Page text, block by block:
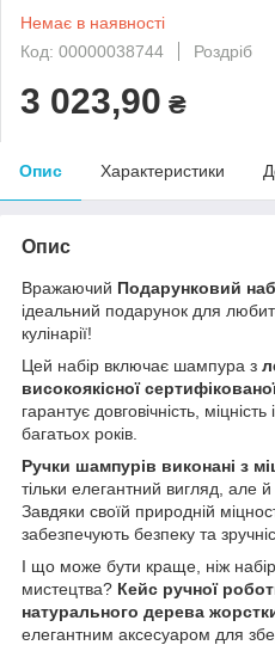
Немає в наявності
Код: 00000038744
Роздріб
3 023,90 ₴
Опис Характеристики
Опис
Вражаючий Подарунковий
ідеальний подарунок для
кулінарії!
Цей набір включає шампура з
високоякісної
гарантує довговічність, міцність
багатьох років.
Ручки шампурів виконані з
тільки елегантний вигляд, але
Завдяки своїй природній
забезпечують безпеку та
І що може бути краще, ніж
мистецтва? Кейс ручної
натурального дерева
елегантним аксесуаром для